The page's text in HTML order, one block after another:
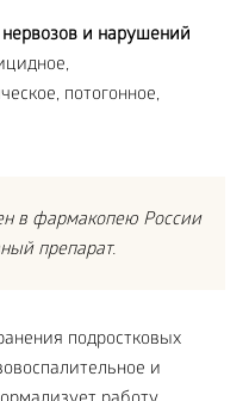
и нарушений
потогонное,
в фармакопею России
препарат.
подростковых
и